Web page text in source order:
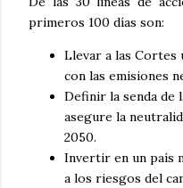
primeros 100 días son:
Llevar a las Cortes
con las emisiones
Definir la senda de
asegure la
2050.
Invertir en un país
a los riesgos del